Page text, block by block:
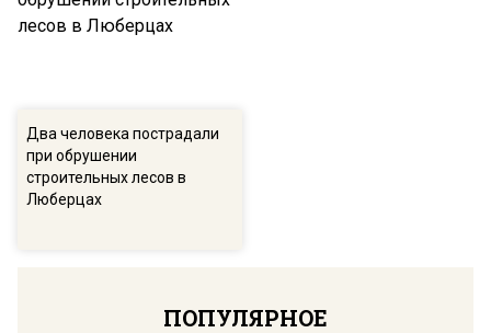
Два человека пострадали
при обрушении
строительных лесов в
Люберцах
ПОПУЛЯРНОЕ